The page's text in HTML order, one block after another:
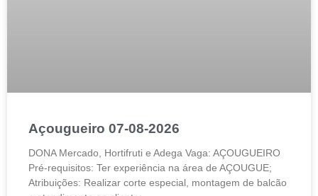
Açougueiro 07-08-2026
DONA Mercado, Hortifruti e Adega Vaga: AÇOUGUEIRO
Pré-requisitos: Ter experiência na área de AÇOUGUE;
Atribuições: Realizar corte especial, montagem de balcão